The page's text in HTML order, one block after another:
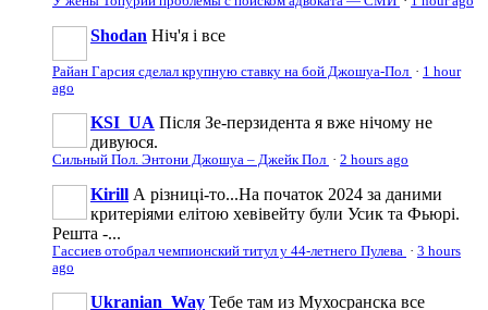
Shodan Ніч'я і все
Райан Гарсия сделал крупную ставку на бой Джошуа-Пол · 1 hour
ago
KSI_UA Після Зе-перзидента я вже нічому не
дивуюся.
Сильный Пол. Энтони Джошуа – Джейк Пол · 2 hours ago
Kirill А різниці-то...На початок 2024 за даними
критеріями елітою хевівейту були Усик та Фьюрі.
Решта -...
Гассиев отобрал чемпионский титул у 44-летнего Пулева · 3 hours
ago
Ukranian_Way Тебе там из Мухосранска все